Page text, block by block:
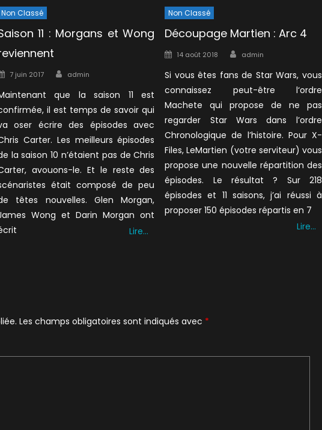
Non Classé
11 : Morgans et Wong
Posted
7 juin 2017 Author
admin
que la saison 11 est
il est temps de savoir qui
oser écrire des épisodes avec
Carter. Les meilleurs épisodes
la saison 10 n’étaient pas de Chris
avouons-le. Et le reste des
était composé de peu
têtes nouvelles. Glen Morgan,
Wong et Darin Morgan ont
Lire…
Non Classé
Découpage Martien : Arc 4
Posted
14 août 2018 Author
admin
Si vous êtes fans de Star Wars, vous
connaissez peut-être l‘ordre
Machete qui propose de ne pas
regarder Star Wars dans l’ordre
Chronologique de l’histoire. Pour X-
Files, LeMartien (votre serviteur) vous
propose une nouvelle répartition des
épisodes. Le résultat ? Sur 218
épisodes et 11 saisons, j’ai réussi à
proposer 150 épisodes répartis en 7
Lire…
Les champs obligatoires sont indiqués avec *